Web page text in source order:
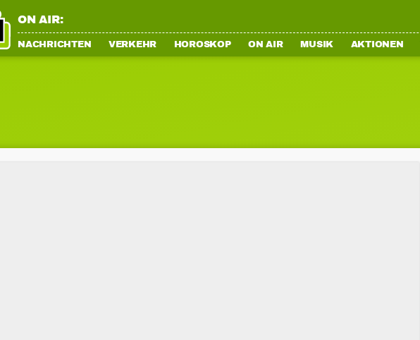
ON AIR:
NACHRICHTEN VERKEHR HOROSKOP ON AIR MUSIK AKTIONEN